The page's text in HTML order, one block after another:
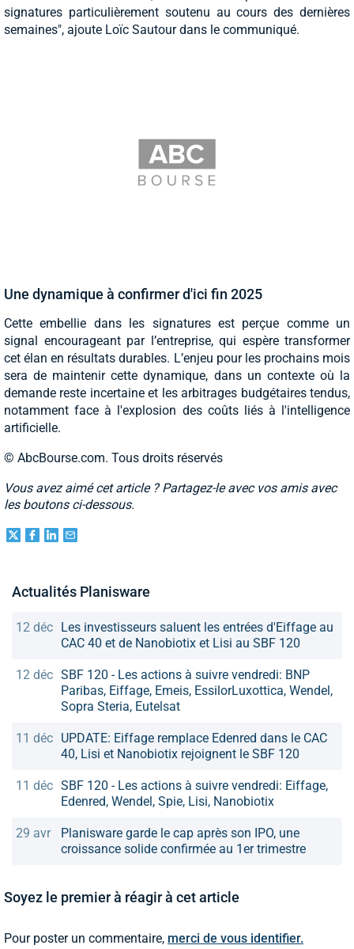
signatures particulièrement soutenu au cours des dernières
semaines", ajoute Loïc Sautour dans le communiqué.
Une dynamique à confirmer d'ici fin 2025
Cette embellie dans les signatures est perçue comme un
signal encourageant par l’entreprise, qui espère transformer
cet élan en résultats durables. L’enjeu pour les prochains mois
sera de maintenir cette dynamique, dans un contexte où la
demande reste incertaine et les arbitrages budgétaires tendus,
notamment face à l'explosion des coûts liés à l'intelligence
artificielle.
© AbcBourse.com. Tous droits réservés
Vous avez aimé cet article ? Partagez-le avec vos amis avec
les boutons ci-dessous.
Actualités Planisware
12 déc
Les investisseurs saluent les entrées d'Eiffage au
CAC 40 et de Nanobiotix et Lisi au SBF 120
12 déc SBF 120 - Les actions à suivre vendredi: BNP
Paribas, Eiffage, Emeis, EssilorLuxottica, Wendel,
Sopra Steria, Eutelsat
11 déc UPDATE: Eiffage remplace Edenred dans le CAC
40, Lisi et Nanobiotix rejoignent le SBF 120
11 déc SBF 120 - Les actions à suivre vendredi: Eiffage,
Edenred, Wendel, Spie, Lisi, Nanobiotix
29 avr
Planisware garde le cap après son IPO, une
croissance solide confirmée au 1er trimestre
Soyez le premier à réagir à cet article
Pour poster un commentaire, merci de vous identifier.